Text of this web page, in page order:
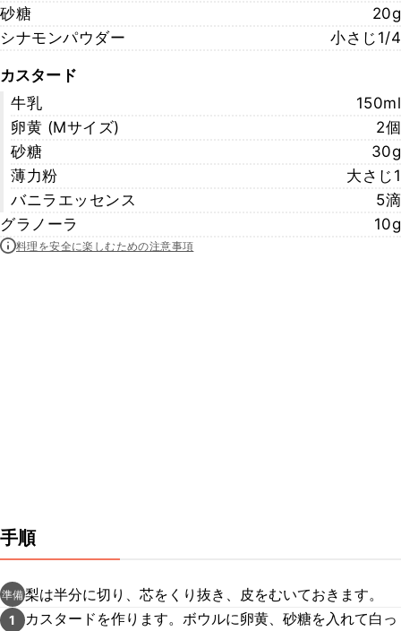
砂糖
20g
シナモンパウダー
小さじ1/4
カスタード
牛乳
150ml
卵黄 (Mサイズ)
2個
砂糖
30g
薄力粉
大さじ1
バニラエッセンス
5滴
グラノーラ
10g
料理を安全に楽しむための注意事項
手順
準備梨は半分に切り、芯をくり抜き、皮をむいておきます。
1
カスタードを作ります。ボウルに卵黄、砂糖を入れて白っ